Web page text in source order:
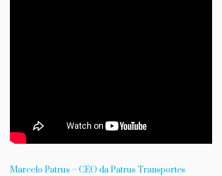
Marcelo Patrus – CEO da Patrus Transportes